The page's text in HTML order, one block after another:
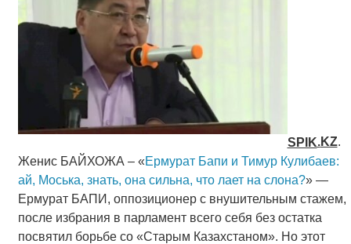
SPIK.KZ.
Женис БАЙХОЖА – «Ермурат Бапи и Тимур Кулибаев:
ай, Моська, знать, она сильна, что лает на слона?» —
Ермурат БАПИ, оппозиционер с внушительным стажем,
после избрания в парламент всего себя без остатка
посвятил борьбе со «Старым Казахстаном». Но этот